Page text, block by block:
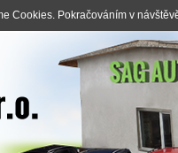
Cookies. Pokračováním v